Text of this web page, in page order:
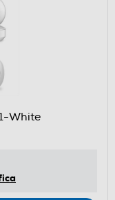
White